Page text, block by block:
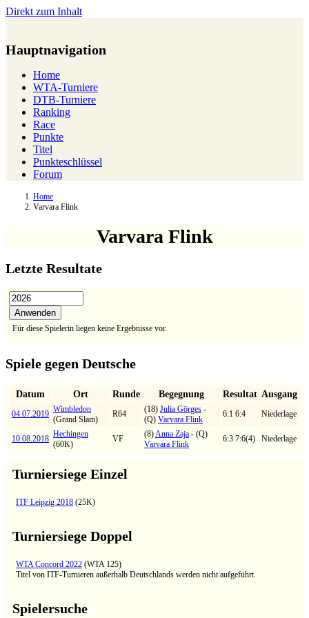
Direkt zum Inhalt
Hauptnavigation
Home
WTA-Turniere
DTB-Turniere
Ranking
Race
Punkte
Titel
Punkteschlüssel
Forum
Home
Varvara Flink
Varvara Flink
Letzte Resultate
Für diese Spielerin liegen keine Ergebnisse vor.
Spiele gegen Deutsche
Datum Ort Runde Begegnung Resultat Ausgang
04.07.2019 Wimbledon
(Grand Slam)
R64 (18) Julia Görges -
(Q) Varvara Flink
6:1 6:4 Niederlage
10.08.2018 Hechingen
(60K)
VF (8)Anna Zaja - (Q)
Varvara Flink
6:3 7:6(4) Niederlage
Turniersiege Einzel
ITF Leipzig 2018 (25K)
Turniersiege Doppel
WTA Concord 2022 (WTA 125)
Titel von ITF-Turnieren außerhalb Deutschlands werden nicht aufgeführt.
Spielersuche